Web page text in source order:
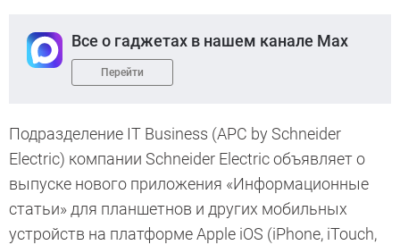
Все о гаджетах в нашем канале Max
Перейти
Подразделение IT Business (APC by Schneider
Electric) компании Schneider Electric объявляет о
выпуске нового приложения «Информационные
статьи» для планшетнов и других мобильных
устройств на платформе Apple iOS (iPhone, iTouch,